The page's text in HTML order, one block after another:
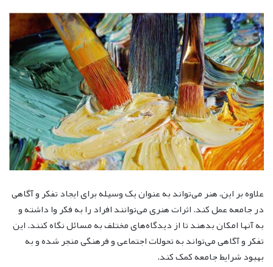
علاوه بر این، هنر می‌تواند به عنوان یک وسیله برای ایجاد تفکر و آگاهی
در جامعه عمل کند. اثرات هنری می‌توانند افراد را به فکر وا داشته و
به آنها امکان بدهند تا از دیدگاه‌های مختلف به مسائل نگاه کنند. این
تفکر و آگاهی می‌تواند به تحولات اجتماعی و فرهنگی منجر شده و به
بهبود شرایط جامعه کمک کند.